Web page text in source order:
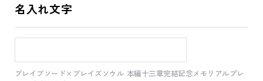
名入れ文字
ブレイブソード×ブレイズソウル 本編十三章完結記念メモリアルプレ